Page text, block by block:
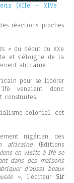
(XIIe – XIVe
réactions proches
»du début du XXe
et s’éloigne de la
africaine.
pour se libérer
venaient donc
construites.
colonial, cet
nigérian des
africaine(Editions
en visite à Ifè se
dans des maisons
d’aussi beaux
», l’éditeur Sir